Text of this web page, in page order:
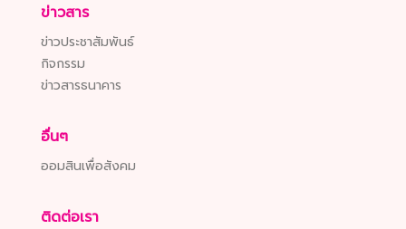
ข่าวสาร
ข่าวประชาสัมพันธ์
กิจกรรม
ข่าวสารธนาคาร
อื่นๆ
ออมสินเพื่อสังคม
ติดต่อเรา